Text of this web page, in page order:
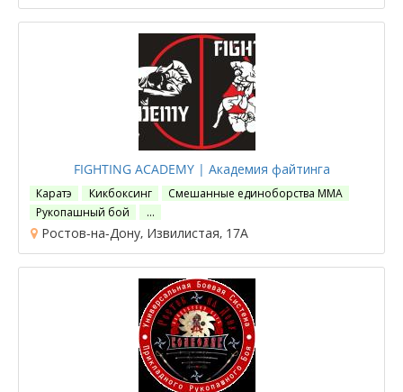
FIGHTING ACADEMY | Академия файтинга
Каратэ Кикбоксинг
Смешанные единоборства ММА
Рукопашный бой
…
Ростов-на-Дону, Извилистая, 17А